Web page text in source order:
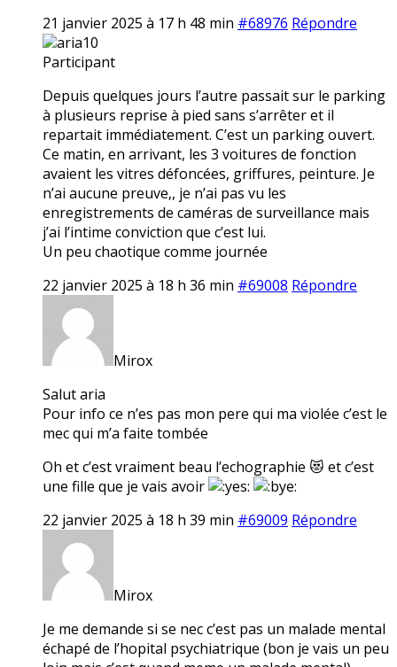
21 janvier 2025 à 17 h 48 min #68976 Répondre
aria10
Participant
Depuis quelques jours l’autre passait sur le parking
à plusieurs reprise à pied sans s’arrêter et il
repartait immédiatement. C’est un parking ouvert.
Ce matin, en arrivant, les 3 voitures de fonction
avaient les vitres défoncées, griffures, peinture. Je
n’ai aucune preuve,, je n’ai pas vu les
enregistrements de caméras de surveillance mais
j’ai l’intime conviction que c’est lui.
Un peu chaotique comme journée
22 janvier 2025 à 18 h 36 min #69008 Répondre
Mirox
Salut aria
Pour info ce n’es pas mon pere qui ma violée c’est le
mec qui m’a faite tombée
Oh et c’est vraiment beau l’echographie 😻 et c’est
une fille que je vais avoir
22 janvier 2025 à 18 h 39 min #69009 Répondre
Mirox
Je me demande si se nec c’est pas un malade mental
échapé de l’hopital psychiatrique (bon je vais un peu